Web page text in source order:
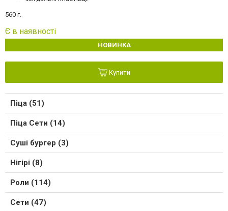
560 г.
Є в наявності
НОВИНКА
Купити
Піца (51)
Піца Сети (14)
Суші бургер (3)
Нігірі (8)
Роли (114)
Сети (47)